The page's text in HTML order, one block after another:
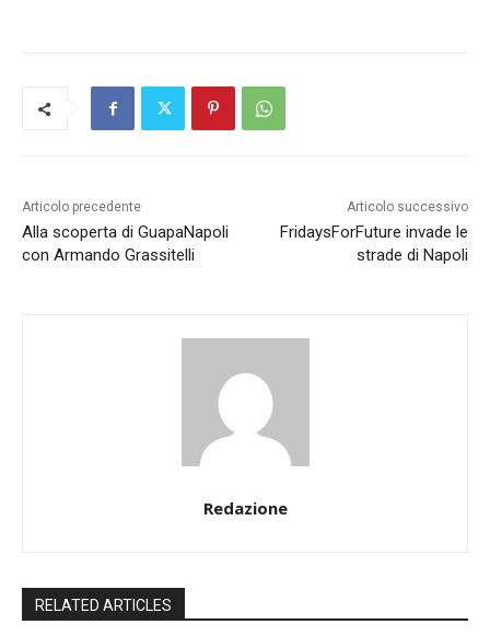
Articolo precedente
Alla scoperta di GuapaNapoli
con Armando Grassitelli
Articolo successivo
FridaysForFuture invade le
strade di Napoli
Redazione
RELATED ARTICLES